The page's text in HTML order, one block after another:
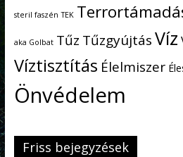
steril faszén TEK
aka Golbat Tűz TűzgyújtásVíz
Víztisztítás Élelmiszer
Önvédelem
Friss bejegyzések